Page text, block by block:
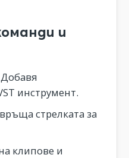
и
инструмент.
стрелката за
клипове и